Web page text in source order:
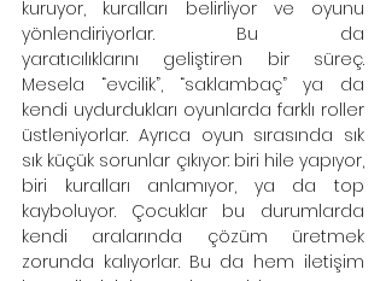
kuruyor, kuralları belirliyor ve oyunu
yönlendiriyorlar. Bu da
yaratıcılıklarını geliştiren bir süreç.
Mesela “evcilik”, “saklambaç” ya da
kendi uydurdukları oyunlarda farklı roller
üstleniyorlar. Ayrıca oyun sırasında sık
sık küçük sorunlar çıkıyor: biri hile yapıyor,
biri kuralları anlamıyor, ya da top
kayboluyor. Çocuklar bu durumlarda
kendi aralarında çözüm üretmek
zorunda kalıyorlar. Bu da hem iletişim